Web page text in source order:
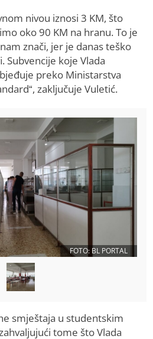
nivou iznosi 3 KM, što
oko 90 KM na hranu. To je
znači, jer je danas teško
Subvencije koje Vlada
preko Ministarstva
zaključuje Vuletić.
FOTO: BL PORTAL
smještaja u studentskim
tome što Vlada